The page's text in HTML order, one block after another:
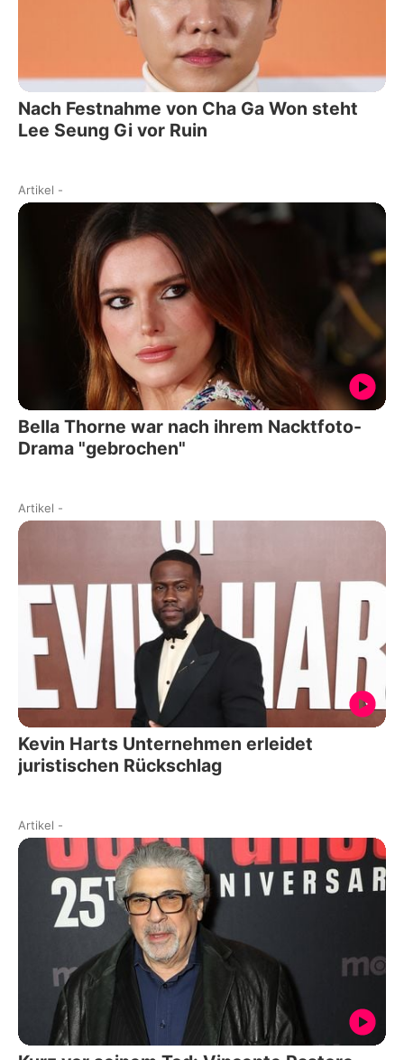
Nach Festnahme von Cha Ga Won steht
Lee Seung Gi vor Ruin
Artikel -
Bella Thorne war nach ihrem Nacktfoto-
Drama "gebrochen"
Artikel -
Kevin Harts Unternehmen erleidet
juristischen Rückschlag
Artikel -